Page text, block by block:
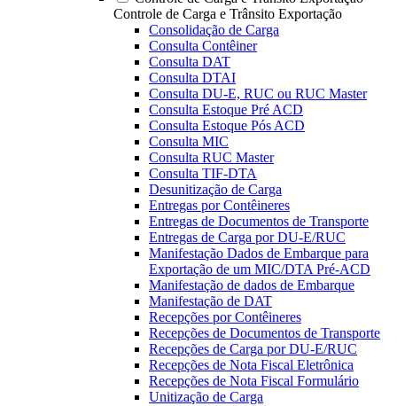
Controle de Carga e Trânsito Exportação
Consolidação de Carga
Consulta Contêiner
Consulta DAT
Consulta DTAI
Consulta DU-E, RUC ou RUC Master
Consulta Estoque Pré ACD
Consulta Estoque Pós ACD
Consulta MIC
Consulta RUC Master
Consulta TIF-DTA
Desunitização de Carga
Entregas por Contêineres
Entregas de Documentos de Transporte
Entregas de Carga por DU-E/RUC
Manifestação Dados de Embarque para
Exportação de um MIC/DTA Pré-ACD
Manifestação de dados de Embarque
Manifestação de DAT
Recepções por Contêineres
Recepções de Documentos de Transporte
Recepções de Carga por DU-E/RUC
Recepções de Nota Fiscal Eletrônica
Recepções de Nota Fiscal Formulário
Unitização de Carga